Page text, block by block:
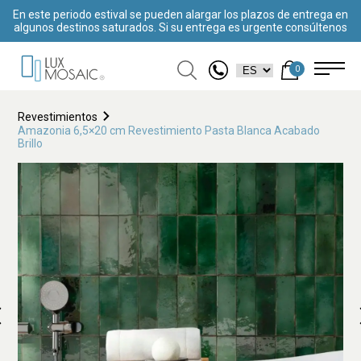
En este periodo estival se pueden alargar los plazos de entrega en
algunos destinos saturados. Si su entrega es urgente consúltenos
0
Revestimientos
Amazonia 6,5×20 cm Revestimiento Pasta Blanca Acabado
Brillo